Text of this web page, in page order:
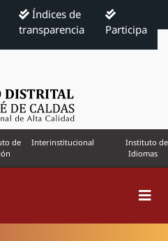
Índices de
transparencia
Participa
de
Interinstitucional
Instituto de
Idiomas